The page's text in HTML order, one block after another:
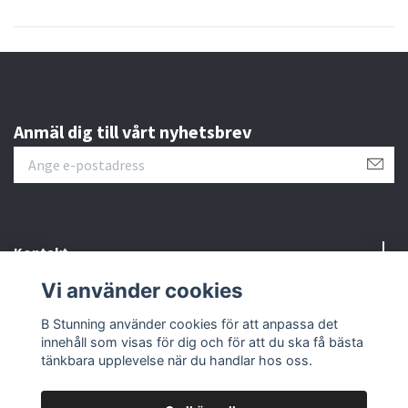
Anmäl dig till vårt nyhetsbrev
Kontakt
Information
Sociala medier
Vi använder cookies
B Stunning använder cookies för att anpassa det
innehåll som visas för dig och för att du ska få bästa
tänkbara upplevelse när du handlar hos oss.